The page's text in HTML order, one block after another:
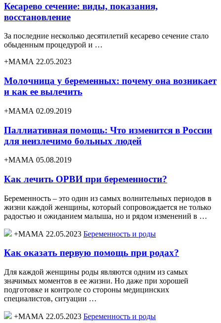
Кесарево сечение: виды, показания,
восстановление
За последние несколько десятилетий кесарево сечение стало
обыденным процедурой и …
+МАМА 22.05.2023
Молочница у беременных: почему она возникает
и как ее вылечить
+МАМА 02.09.2019
Паллиативная помощь: Что изменится в России
для неизлечимо больных людей
+МАМА 05.08.2019
Как лечить ОРВИ при беременности?
Беременность – это один из самых волнительных периодов в
жизни каждой женщины, который сопровождается не только
радостью и ожиданием малыша, но и рядом изменений в …
+МАМА 22.05.2023 Беременность и роды
Как оказать первую помощь при родах?
Для каждой женщины роды являются одним из самых
значимых моментов в ее жизни. Но даже при хорошей
подготовке и контроле со стороны медицинских
специалистов, ситуации …
+МАМА 22.05.2023 Беременность и роды